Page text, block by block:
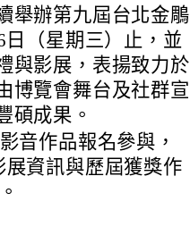
舉辦第九屆台北金鵰
（星期三）止，並
與影展，表揚致力於
博覽會舞台及社群宣
碩成果。
音作品報名參與，
資訊與歷屆獲獎作